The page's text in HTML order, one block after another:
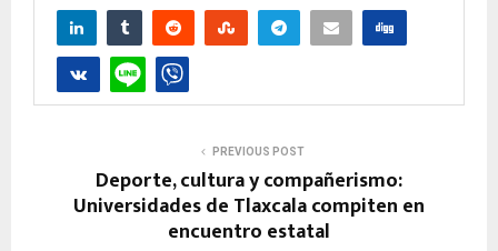
PREVIOUS POST
Deporte, cultura y compañerismo:
Universidades de Tlaxcala compiten en
encuentro estatal